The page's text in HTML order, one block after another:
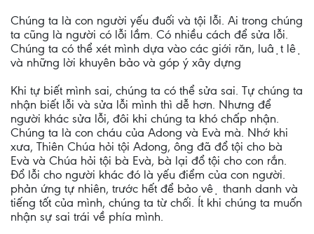
Chúng ta là con người yếu đuối và tội lỗi. Ai trong chúng
ta cũng là người có lỗi lầm. Có nhiều cách để sửa lỗi.
Chúng ta có thể xét mình dựa vào các giới răn, luật lệ
và những lời khuyên bảo và góp ý xây dựng
Khi tự biết mình sai, chúng ta có thể sửa sai. Tự chúng ta
nhận biết lỗi và sửa lỗi mình thì dễ hơn. Nhưng để
người khác sửa lỗi, đôi khi chúng ta khó chấp nhận.
Chúng ta là con cháu của Adong và Evà mà. Nhớ khi
xưa, Thiên Chúa hỏi tội Adong, ông đã đổ tội cho bà
Evà và Chúa hỏi tội bà Evà, bà lại đổ tội cho con rắn.
Đổ lỗi cho người khác đó là yếu điểm của con người.
phản ứng tự nhiên, trước hết để bảo vệ thanh danh và
tiếng tốt của mình, chúng ta từ chối. Ít khi chúng ta muốn
nhận sự sai trái về phía mình.